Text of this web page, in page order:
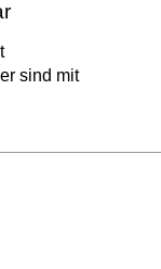
sind mit